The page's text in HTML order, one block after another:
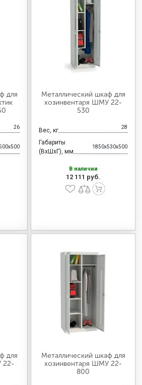
МЕБЕЛЬ
ДОМА
СТОЛОВЫХ
для
26
Металлический шкаф для
хозинвентаря ШМУ 22-
530
Вес, кг 28
Габариты
(ВхШхГ), мм
1850x530x500
В наличии
12 111 руб.
для
22-
Металлический шкаф для
хозинвентаря ШМУ 22-
800